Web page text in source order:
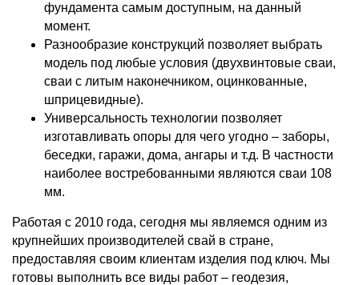
фундамента самым доступным, на данный
момент.
Разнообразие конструкций позволяет выбрать
модель под любые условия (двухвинтовые сваи,
сваи с литым наконечником, оцинкованные,
шприцевидные).
Универсальность технологии позволяет
изготавливать опоры для чего угодно – заборы,
беседки, гаражи, дома, ангары и т.д. В частности
наиболее востребованными являются сваи 108
мм.
Работая с 2010 года, сегодня мы являемся одним из
крупнейших производителей свай в стране,
предоставляя своим клиентам изделия под ключ. Мы
готовы выполнить все виды работ – геодезия,